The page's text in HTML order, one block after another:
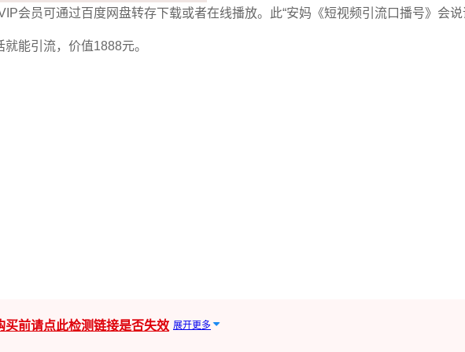
会员可通过百度网盘转存下载或者在线播放。此“安妈《短视频引流口播号》会说
能引流，价值1888元。
买前请点此检测链接是否失效 展开更多